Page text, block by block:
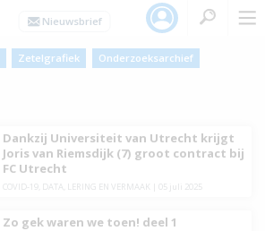
Zetelgrafiek Onderzoeksarchief
Dankzij Universiteit van Utrecht krijgt
Joris van Riemsdijk (7) groot contract bij
FC Utrecht
COVID-19, DATA LERING EN VERMAAK 05 juli 2025
Zo gek waren we toen! deel 1